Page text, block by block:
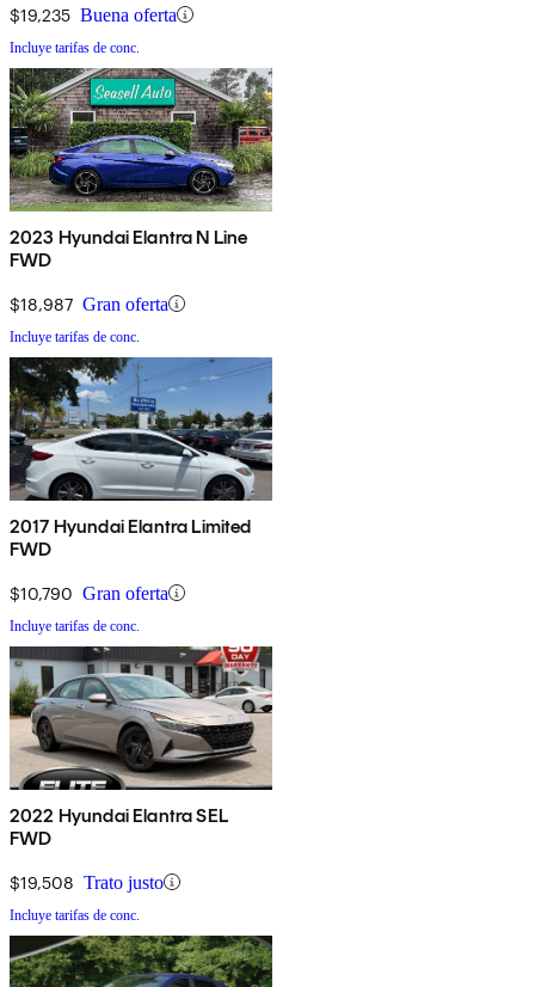
$19,235 Buena oferta
Incluye tarifas de conc.
2023 Hyundai Elantra N Line
FWD
$18,987 Gran oferta
Incluye tarifas de conc.
2017 Hyundai Elantra Limited
FWD
$10,790 Gran oferta
Incluye tarifas de conc.
2022 Hyundai Elantra SEL
FWD
$19,508 Trato justo
Incluye tarifas de conc.